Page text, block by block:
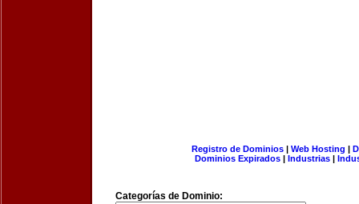
Registro de Dominios| Web Hosting |
Dominios Expirados | Industrias |
Categorías de Dominio: